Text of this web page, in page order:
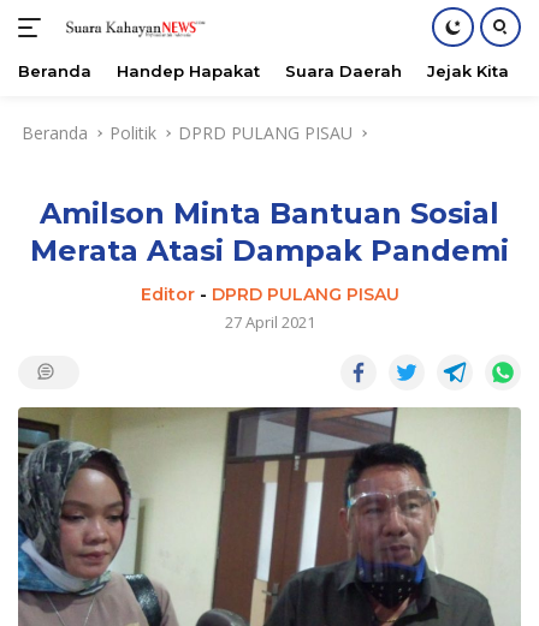
Beranda Handep Hapakat Suara Daerah Jejak Kita
Beranda Politik DPRD PULANG PISAU
Amilson Minta Bantuan Sosial
Merata Atasi Dampak Pandemi
Editor- DPRD PULANG PISAU
27 April 2021